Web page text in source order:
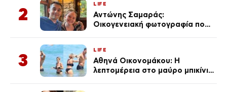
2
LIFE
Αντώνης Σαμαράς:
Οικογενειακή φωτογραφία που
Λένας
3
LIFE
Αθηνά Οικονομάκου: Η
λεπτομέρεια στο μαύρο μπικίνι